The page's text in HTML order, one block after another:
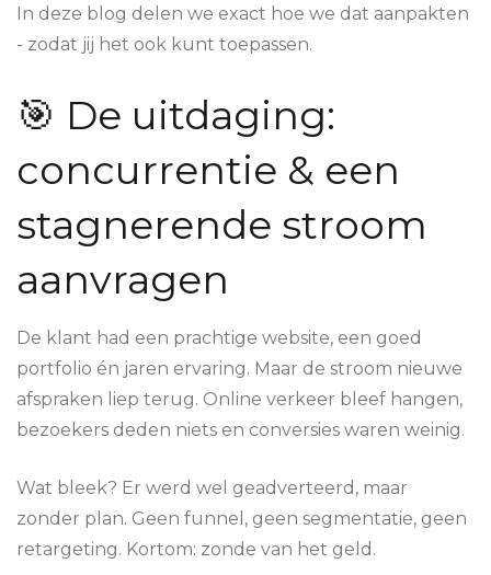
In deze blog delen we exact hoe we dat aanpakten
- zodat jij het ook kunt toepassen.
🎯 De uitdaging:
concurrentie & een
stagnerende stroom
aanvragen
De klant had een prachtige website, een goed
portfolio én jaren ervaring. Maar de stroom nieuwe
afspraken liep terug. Online verkeer bleef hangen,
bezoekers deden niets en conversies waren weinig.
Wat bleek? Er werd wel geadverteerd, maar
zonder plan. Geen funnel, geen segmentatie, geen
retargeting. Kortom: zonde van het geld.